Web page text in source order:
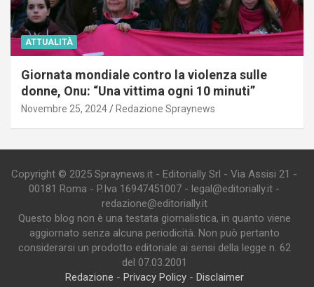
ATTUALITÀ
Giornata mondiale contro la violenza sulle
donne, Onu: “Una vittima ogni 10 minuti”
Novembre 25, 2024 Redazione Spraynews
Copyright © 2025 Spraynews.it - Editorially Srl - Via Assisi 21 -
00181 Roma - P.Iva 16947451007 - legal@editorially.it -
redazione@editorially.it
Questo blog non è una testata giornalistica, in quanto viene
aggiornato senza alcuna periodicità. Non può pertanto
considerarsi un prodotto editoriale ai sensi della legge n. 62
del 07.03.2001
Redazione - Privacy Policy- Disclaimer